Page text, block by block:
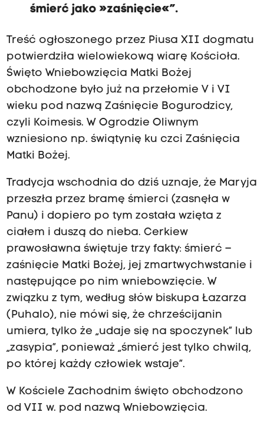
śmierć jako »zaśnięcie«”.
Treść ogłoszonego przez Piusa XII dogmatu
potwierdziła wielowiekową wiarę Kościoła.
Święto Wniebowzięcia Matki Bożej
obchodzone było już na przełomie V i VI
wieku pod nazwą Zaśnięcie Bogurodzicy,
czyli Koimesis. W Ogrodzie Oliwnym
wzniesiono np. świątynię ku czci Zaśnięcia
Matki Bożej.
Tradycja wschodnia do dziś uznaje, że Maryja
przeszła przez bramę śmierci (zasnęła w
Panu) i dopiero po tym została wzięta z
ciałem i duszą do nieba. Cerkiew
prawosławna świętuje trzy fakty: śmierć –
zaśnięcie Matki Bożej, jej zmartwychwstanie i
następujące po nim wniebowzięcie. W
związku z tym, według słów biskupa Łazarza
(Puhalo), nie mówi się, że chrześcijanin
umiera, tylko że „udaje się na spoczynek” lub
„zasypia”, ponieważ „śmierć jest tylko chwilą,
po której każdy człowiek wstaje”.
W Kościele Zachodnim święto obchodzono
od VII w. pod nazwą Wniebowzięcia.